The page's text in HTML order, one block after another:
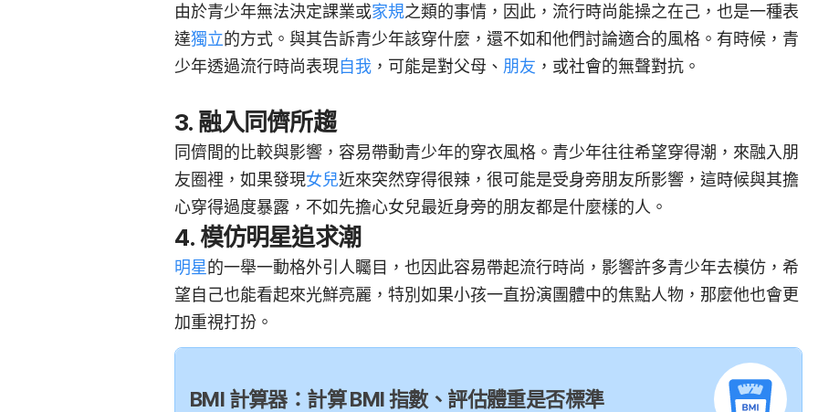
由於青少年無法決定課業或家規之類的事情，因此，流行時尚能操之在己，也是一種表
達獨立的方式。與其告訴青少年該穿什麼，還不如和他們討論適合的風格。 有時候，青
少年透過流行時尚表現自我 ，可能是對父母、 朋友 ，或社會的無聲對抗。
3. 融入同儕所趨
同儕間的比較與影響，容易帶動青少年的穿衣風格。青少年往往希望穿得潮，來融入朋
友圈裡，如果發現女兒近來突然穿得很辣，很可能是受身旁朋友所影響，這時候與其擔
心穿得過度暴露，不如先擔心女兒最近身旁的朋友都是什麼樣的人。
4. 模仿明星追求潮
明星的一舉一動格外引人矚目，也因此容易帶起流行時尚，影響許多青少年去模仿，希
望自己也能看起來光鮮亮麗，特別如果小孩一直扮演團體中的焦點人物，那麼他也會更
加重視打扮。
BMI 計算器：計算 BMI 指數、評估體重是否標準